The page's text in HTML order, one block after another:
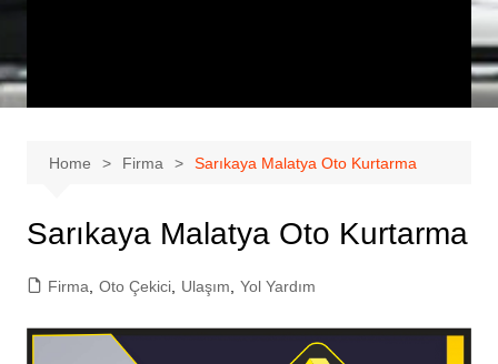
Home Firma Sarıkaya Malatya Oto Kurtarma
Sarıkaya Malatya Oto Kurtarma
Firma Oto Çekici, Ulaşım Yol Yardım